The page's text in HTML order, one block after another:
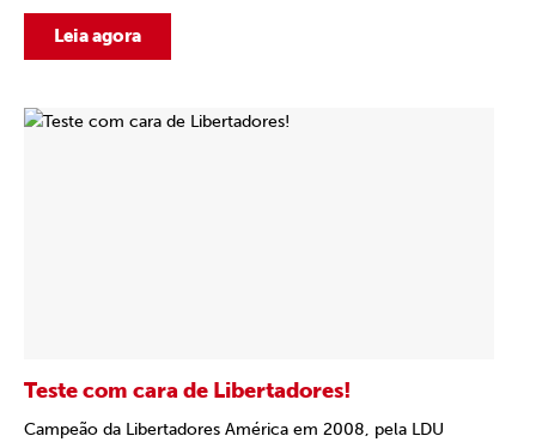
Leia agora
Teste com cara de Libertadores!
Campeão da Libertadores América em 2008, pela LDU